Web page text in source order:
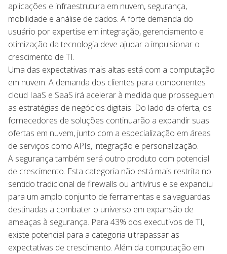
aplicações e infraestrutura em nuvem, segurança,
mobilidade e análise de dados. A forte demanda do
usuário por expertise em integração, gerenciamento e
otimização da tecnologia deve ajudar a impulsionar o
crescimento de TI.
Uma das expectativas mais altas está com a computação
em nuvem. A demanda dos clientes para componentes
cloud IaaS e SaaS irá acelerar à medida que prosseguem
as estratégias de negócios digitais. Do lado da oferta, os
fornecedores de soluções continuarão a expandir suas
ofertas em nuvem, junto com a especialização em áreas
de serviços como APIs, integração e personalização.
A segurança também será outro produto com potencial
de crescimento. Esta categoria não está mais restrita no
sentido tradicional de firewalls ou antivírus e se expandiu
para um amplo conjunto de ferramentas e salvaguardas
destinadas a combater o universo em expansão de
ameaças à segurança. Para 43% dos executivos de TI,
existe potencial para a categoria ultrapassar as
expectativas de crescimento. Além da computação em